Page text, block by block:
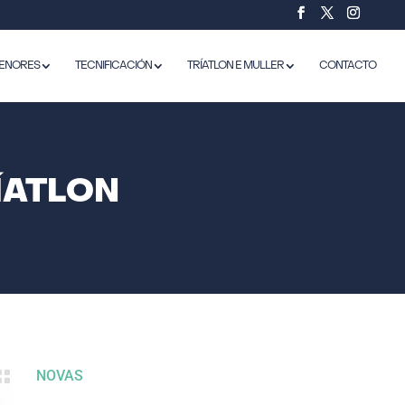
TECNIFICACIÓN TRÍATLON E MULLER CONTACTO
NOVAS